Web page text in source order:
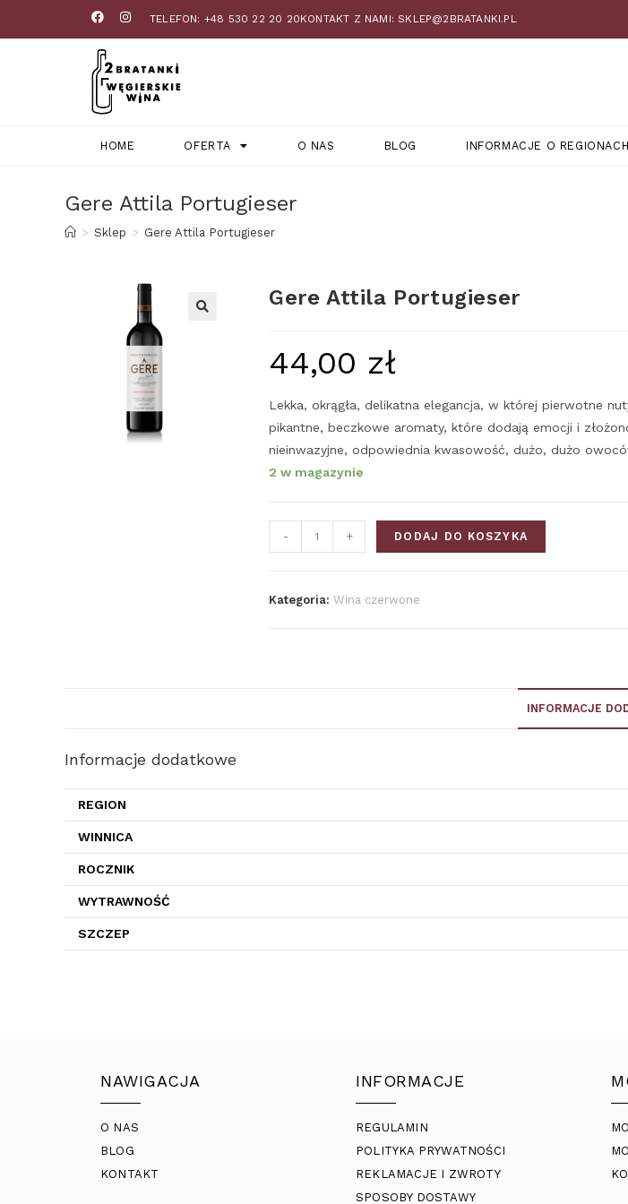
TELEFON: +48 530 22 20 20KONTAKT Z NAMI: SKLEP@2BRATANKI.PL
HOME OFERTA O NAS BLOG INFORMACJE O REGIONACH
Gere Attila Portugieser
> Sklep > Gere Attila Portugieser
Gere Attila Portugieser
44,00 zł
Lekka, okrągła, delikatna elegancja, w której pierwotne
pikantne, beczkowe aromaty, które dodają emocji i
nieinwazyjne, odpowiednia kwasowość, dużo, dużo
2 w magazynie
- + DODAJ DO KOSZYKA
Kategoria: Wina czerwone
INFORMACJE
Informacje dodatkowe
REGION
WINNICA
ROCZNIK
WYTRAWNOŚĆ
SZCZEP
NAWIGACJA
O NAS
BLOG
KONTAKT
INFORMACJE
REGULAMIN
POLITYKA PRYWATNOŚCI
REKLAMACJE I ZWROTY
SPOSOBY DOSTAWY